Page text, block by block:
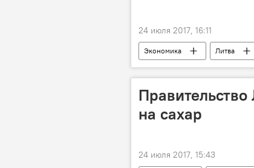
24 июля 2017, 16:11
Экономика Литва
смычка Nordbalt
на сахар
24 июля 2017, 15:43